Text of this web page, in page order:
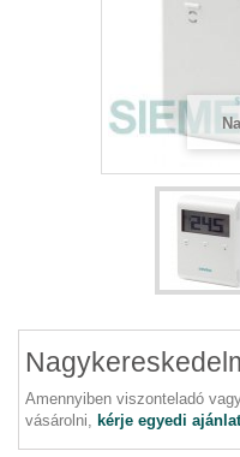
Amennyiben viszonteladó
vásárolni, kérje egyedi